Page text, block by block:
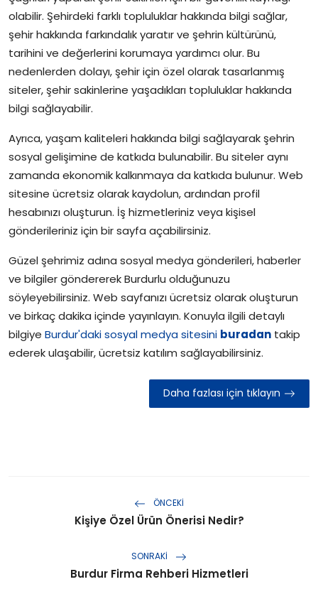
olabilir. Şehirdeki farklı topluluklar hakkında bilgi sağlar,
şehir hakkında farkındalık yaratır ve şehrin kültürünü,
tarihini ve değerlerini korumaya yardımcı olur. Bu
nedenlerden dolayı, şehir için özel olarak tasarlanmış
siteler, şehir sakinlerine yaşadıkları topluluklar hakkında
bilgi sağlayabilir.
Ayrıca, yaşam kaliteleri hakkında bilgi sağlayarak şehrin
sosyal gelişimine de katkıda bulunabilir. Bu siteler aynı
zamanda ekonomik kalkınmaya da katkıda bulunur. Web
sitesine ücretsiz olarak kaydolun, ardından profil
hesabınızı oluşturun. İş hizmetleriniz veya kişisel
gönderileriniz için bir sayfa açabilirsiniz.
Güzel şehrimiz adına sosyal medya gönderileri, haberler
ve bilgiler göndererek Burdurlu olduğunuzu
söyleyebilirsiniz. Web sayfanızı ücretsiz olarak oluşturun
ve birkaç dakika içinde yayınlayın. Konuyla ilgili detaylı
bilgiye Burdur'daki sosyal medya sitesini buradan takip
ederek ulaşabilir, ücretsiz katılım sağlayabilirsiniz.
Daha fazlası için tıklayın
ÖNCEKI
Kişiye Özel Ürün Önerisi Nedir?
SONRAKI
Burdur Firma Rehberi Hizmetleri